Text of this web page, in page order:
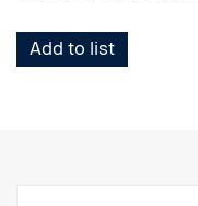
Add to list